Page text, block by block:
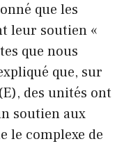
que les
leur soutien «
que nous
que, sur
des unités ont
soutien aux
le complexe de